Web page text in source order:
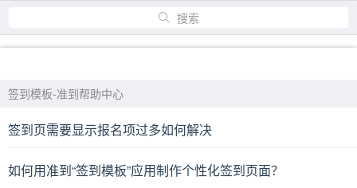
搜索
签到模板-准到帮助中心
签到页需要显示报名项过多如何解决
如何用准到“签到模板”应用制作个性化签到页面？